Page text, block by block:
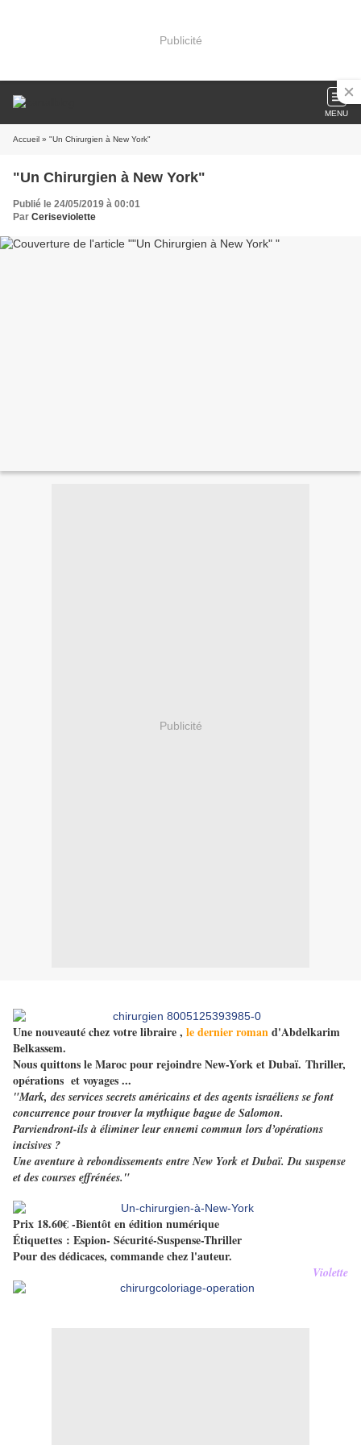
Publicité
MENU
Accueil » "Un Chirurgien à New York"
"Un Chirurgien à New York"
Publié le 24/05/2019 à 00:01
Par Ceriseviolette
Publicité
Une nouveauté chez votre libraire , le dernier romand'Abdelkarim
Belkassem.
Nous quittons le Maroc pour rejoindre New-York et Dubaï. Thriller,
opérations et voyages ...
"Mark, des services secrets américains et des agents israéliens se font
concurrence pour trouver la mythique bague de Salomon.
Parviendront-ils à éliminer leur ennemi commun lors d’opérations
incisives ?
Une aventure à rebondissements entre New York et Dubaï. Du suspense
et des courses effrénées."
Prix 18.60€ -Bientôt en édition numérique
Étiquettes : Espion- Sécurité-Suspense-Thriller
Pour des dédicaces, commande chez l'auteur.
Violette